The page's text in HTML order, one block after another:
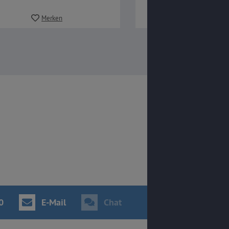
Merken
E-Mail Chat